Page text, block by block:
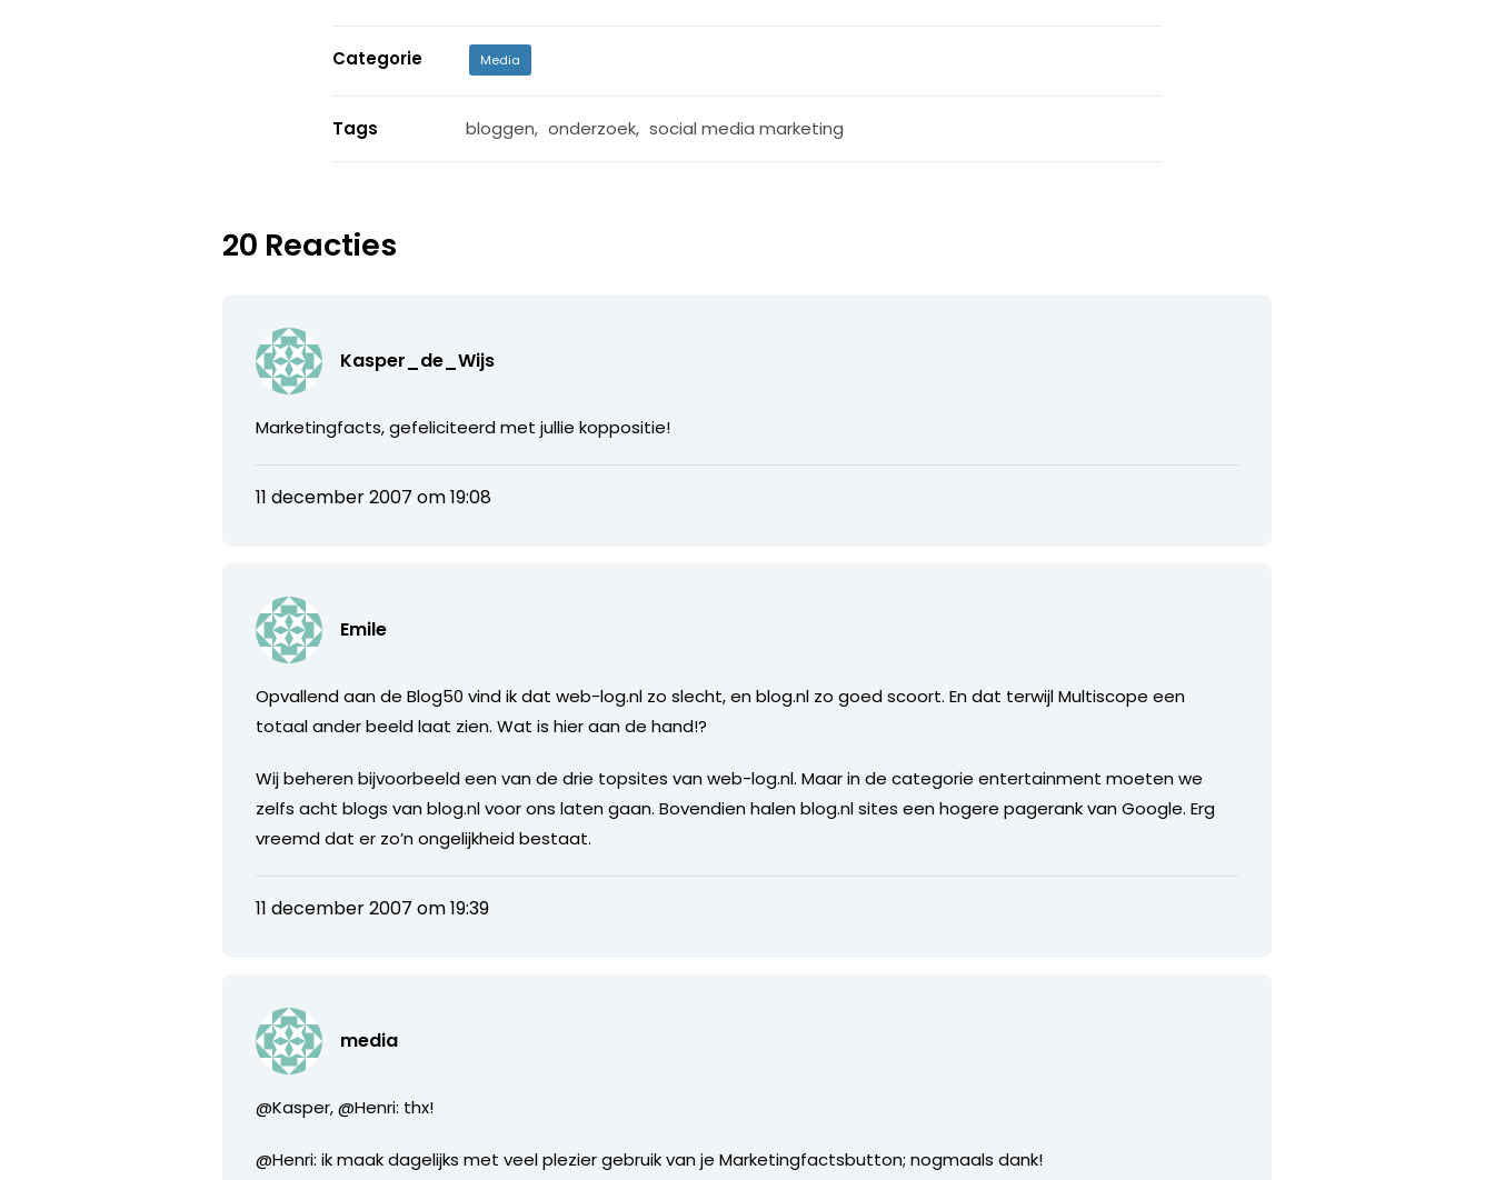
Categorie Media
Tags bloggen, onderzoek, social media marketing
20 Reacties
Kasper_de_Wijs
Marketingfacts, gefeliciteerd met jullie koppositie!
11 december 2007 om 19:08
Emile
Opvallend aan de Blog50 vind ik dat web-log.nl zo slecht, en blog.nl zo goed scoort. En dat terwijl Multiscope een
totaal ander beeld laat zien. Wat is hier aan de hand!?
Wij beheren bijvoorbeeld een van de drie topsites van web-log.nl. Maar in de categorie entertainment moeten we
zelfs acht blogs van blog.nl voor ons laten gaan. Bovendien halen blog.nl sites een hogere pagerank van Google. Erg
vreemd dat er zo’n ongelijkheid bestaat.
11 december 2007 om 19:39
media
@Kasper, @Henri: thx!
@Henri: ik maak dagelijks met veel plezier gebruik van je Marketingfactsbutton; nogmaals dank!